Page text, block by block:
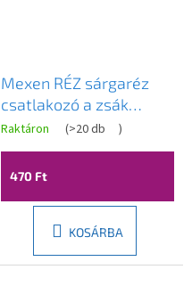
Mexen RÉZ sárgaréz
csatlakozó a zsák
könyökéhez 1/2 GZ x 10
mm - W97423-1210
Raktáron (>20 db )
470 Ft
KOSÁRBA